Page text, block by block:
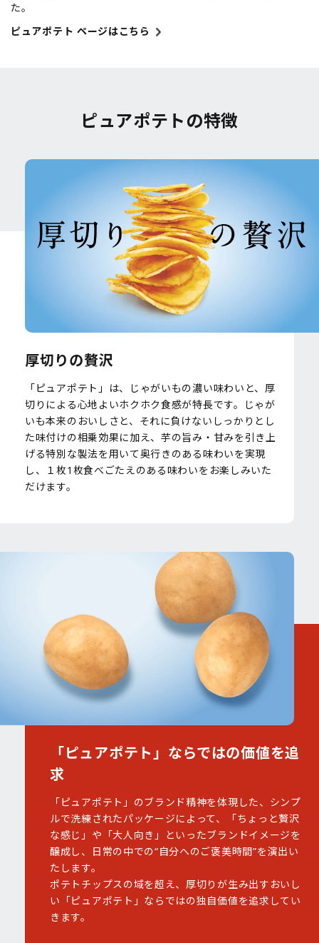
た。
ピュアポテト ページはこちら
ピュアポテトの特徴
厚切りの贅沢
「ピュアポテト」は、じゃがいもの濃い味わいと、厚
切りによる心地よいホクホク食感が特長です。じゃが
いも本来のおいしさと、それに負けないしっかりとし
た味付けの相乗効果に加え、芋の旨み・甘みを引き上
げる特別な製法を用いて奥行きのある味わいを実現
し、１枚1枚食べごたえのある味わいをお楽しみいた
だけます。
「ピュアポテト」ならではの価値を追
求
「ピュアポテト」のブランド精神を体現した、シンプ
ルで洗練されたパッケージによって、「ちょっと贅沢
な感じ」や「大人向き」といったブランドイメージを
醸成し、日常の中での“自分へのご褒美時間”を演出い
たします。
ポテトチップスの域を超え、厚切りが生み出すおいし
い「ピュアポテト」ならではの独自価値を追求してい
きます。